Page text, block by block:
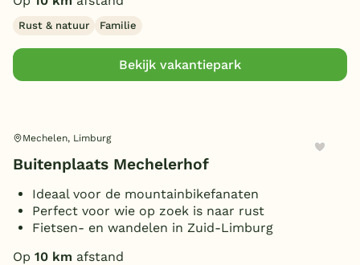
Rust & natuur Familie
Bekijk vakantiepark
Mechelen, Limburg
Buitenplaats Mechelerhof
Ideaal voor de mountainbikefanaten
Perfect voor wie op zoek is naar rust
Fietsen- en wandelen in Zuid-Limburg
Op 10 km afstand